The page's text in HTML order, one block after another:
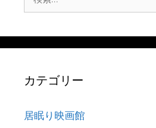
索:
カテゴリー
居眠り映画館